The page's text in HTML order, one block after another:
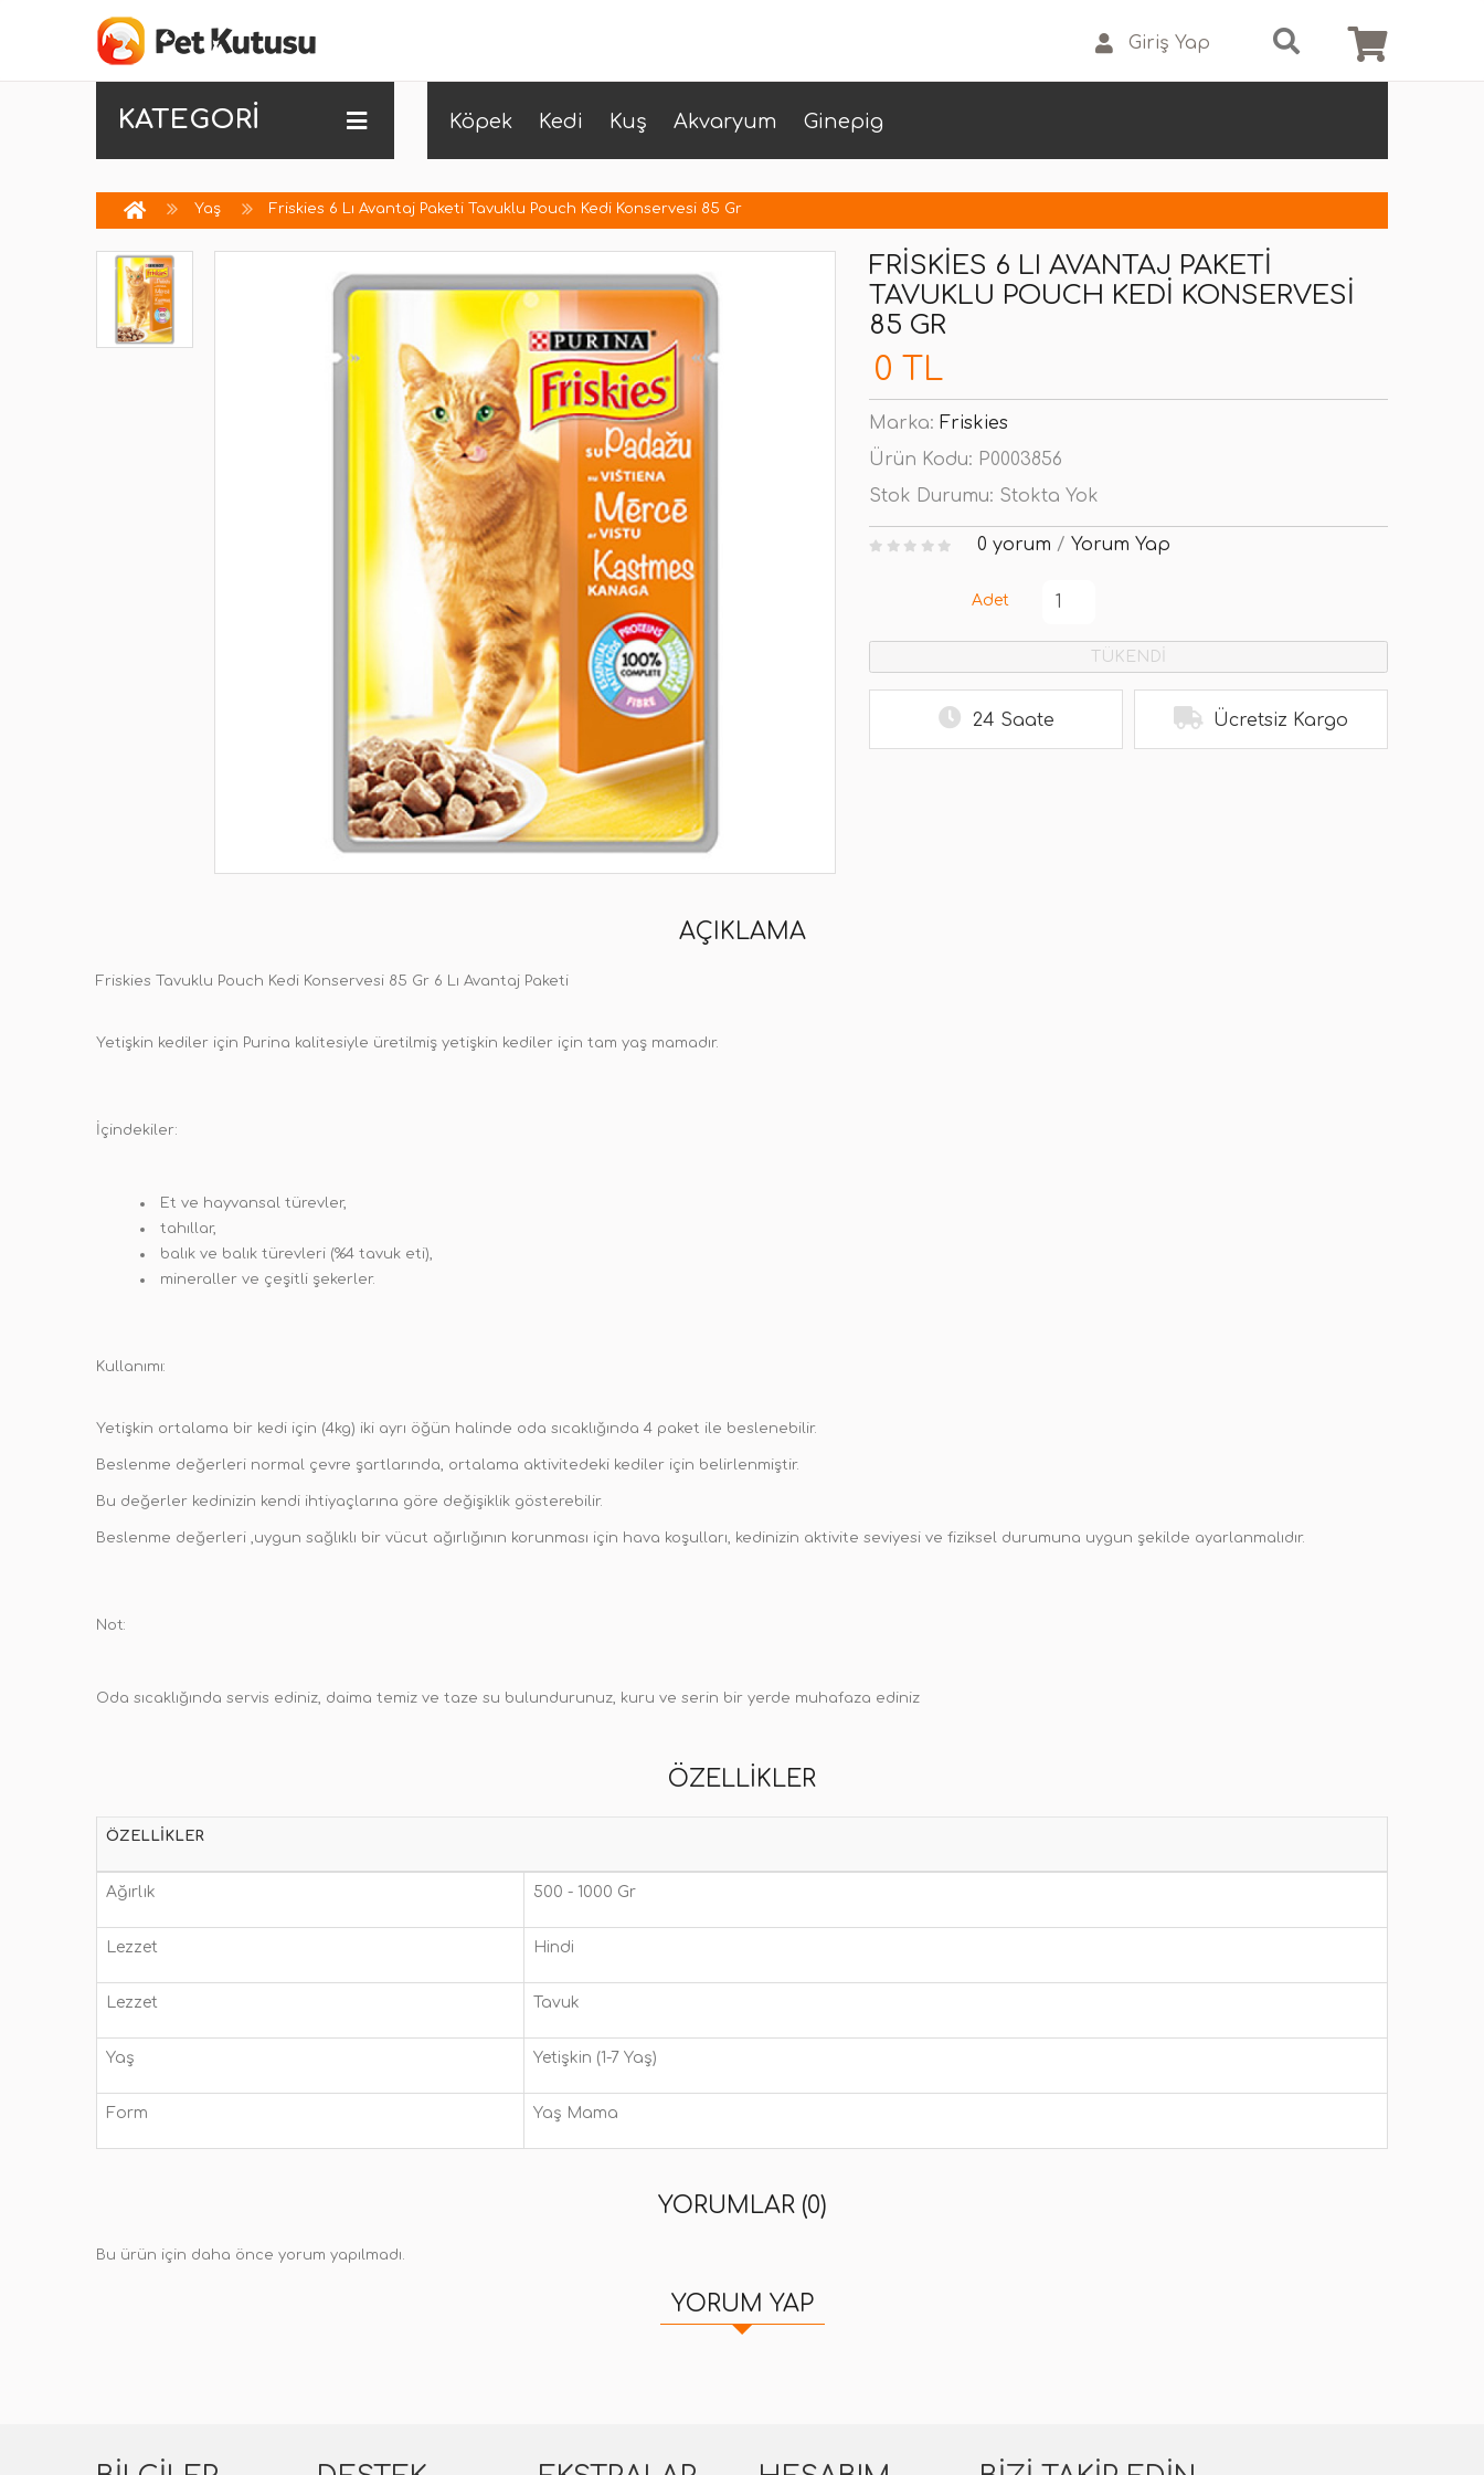
Giriş Yap
KATEGORİ Köpek Kedi Kuş Akvaryum Ginepig
Yaş Friskies 6 Lı Avantaj Paketi Tavuklu Pouch Kedi Konservesi 85 Gr
FRISKIES 6 LI AVANTAJ PAKETI
TAVUKLU POUCH KEDI KONSERVESI
85 GR
0 TL
Marka: Friskies
Ürün Kodu: P0003856
Stok Durumu: Stokta Yok
0 yorum / Yorum Yap
Adet
TÜKENDİ
24 Saate Ücretsiz Kargo
AÇIKLAMA
Friskies Tavuklu Pouch Kedi Konservesi 85 Gr 6 Lı Avantaj Paketi
Yetişkin kediler için Purina kalitesiyle üretilmiş yetişkin kediler için tam yaş mamadır.
İçindekiler:
Et ve hayvansal türevler,
tahıllar,
balık ve balık türevleri (%4 tavuk eti),
mineraller ve çeşitli şekerler.
Kullanımı:
Yetişkin ortalama bir kedi için (4kg) iki ayrı öğün halinde oda sıcaklığında 4 paket ile beslenebilir.
Beslenme değerleri normal çevre şartlarında, ortalama aktivitedeki kediler için belirlenmiştir.
Bu değerler kedinizin kendi ihtiyaçlarına göre değişiklik gösterebilir.
Beslenme değerleri ,uygun sağlıklı bir vücut ağırlığının korunması için hava koşulları, kedinizin aktivite seviyesi ve fiziksel durumuna uygun şekilde ayarlanmalıdır.
Not:
Oda sıcaklığında servis ediniz, daima temiz ve taze su bulundurunuz, kuru ve serin bir yerde muhafaza ediniz
ÖZELLIKLER
ÖZELLIKLER
Ağırlık 500 - 1000 Gr
Lezzet Hindi
Lezzet Tavuk
Yaş Yetişkin (1-7 Yaş)
Form Yaş Mama
YORUMLAR (0)
Bu ürün için daha önce yorum yapılmadı.
YORUM YAP